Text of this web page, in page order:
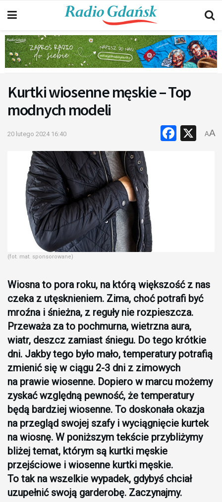
Kurtki wiosenne męskie – Top
modnych modeli
20 lutego 2024 16:40 X
AA
(fot. mat. sponsorowane)
Wiosna to pora roku, na którą większość z nas
czeka z utęsknieniem. Zima, choć potrafi być
mroźna i śnieżna, z reguły nie rozpieszcza.
Przeważa za to pochmurna, wietrzna aura,
wiatr, deszcz zamiast śniegu. Do tego krótkie
dni. Jakby tego było mało, temperatury potrafią
zmienić się w ciągu 2-3 dni z zimowych
na prawie wiosenne. Dopiero w marcu możemy
zyskać względną pewność, że temperatury
będą bardziej wiosenne. To doskonała okazja
na przegląd swojej szafy i wyciągnięcie kurtek
na wiosnę. W poniższym tekście przybliżymy
bliżej temat, którym są kurtki męskie
przejściowe i wiosenne kurtki męskie.
To tak na wszelkie wypadek, gdybyś chciał
uzupełnić swoją garderobę. Zaczynajmy.